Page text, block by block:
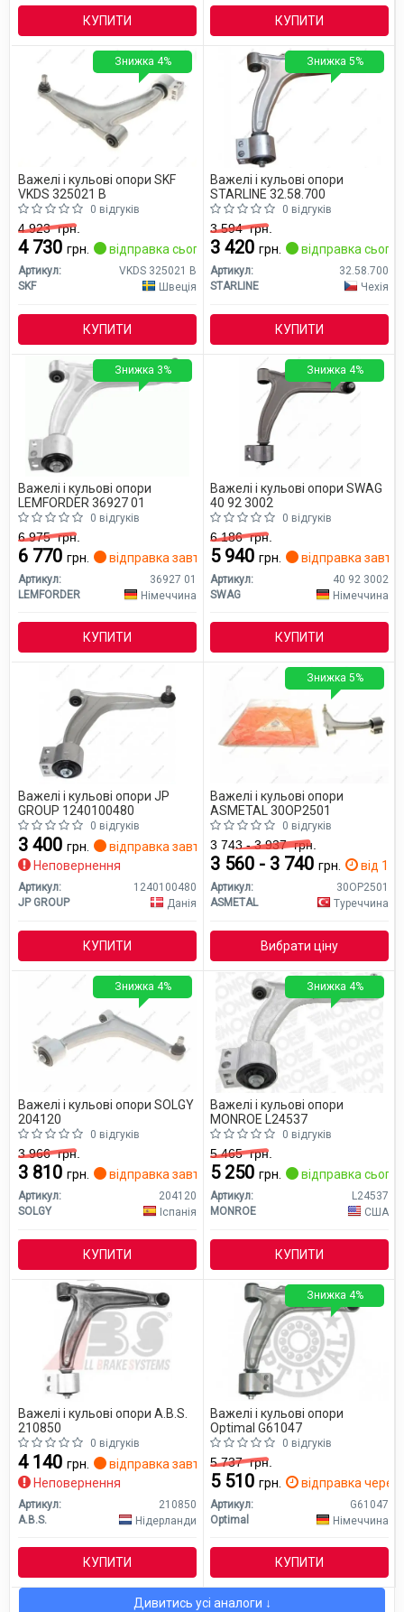
КУПИТИ КУПИТИ
Важелі і кульові опори SKF
VKDS 325021 B
0 відгуків
4 923грн.
4 730 грн. відправка сьогодні
Артикул:
VKDS 325021 B
SKF
Швеція
КУПИТИ
Знижка 4%
Важелі і кульові опори
STARLINE 32.58.700
0 відгуків
3 594грн.
3 420 грн. відправка
Артикул:
32.58.700
STARLINE
Чехія
КУПИТИ
Знижка 5%
Важелі і кульові опори
LEMFORDER 36927 01
0 відгуків
6 975грн.
6 770 грн. відправка завтра
Артикул:
36927 01
LEMFORDER
Німеччина
КУПИТИ
Знижка 3%
Важелі і кульові опори SWAG
40 92 3002
0 відгуків
6 186грн.
5 940 грн. відправка
Артикул:
40 92 3002
SWAG
Німеччина
КУПИТИ
Знижка 4%
Важелі і кульові опори JP
GROUP 1240100480
0 відгуків
3 400 грн.
відправка завтра
Неповернення
Артикул:
1240100480
JP GROUP
Данія
КУПИТИ
Важелі і кульові опори
ASMETAL 30OP2501
0 відгуків
3 743 - 3 937грн.
3 560 - 3 740 грн. від 1
Артикул:
30OP2501
ASMETAL
Туреччина
Вибрати ціну
Знижка 5%
Важелі і кульові опори SOLGY
204120
0 відгуків
3 966грн.
3 810 грн. відправка завтра
Артикул:
204120
SOLGY
Іспанія
КУПИТИ
Знижка 4%
Важелі і кульові опори
MONROE L24537
0 відгуків
5 465грн.
5 250 грн. відправка
Артикул:
L24537
MONROE
США
КУПИТИ
Знижка 4%
Важелі і кульові опори A.B.S.
210850
0 відгуків
4 140 грн.
відправка завтра
Неповернення
Артикул:
210850
A.B.S.
Нідерланди
КУПИТИ
Важелі і кульові опори
Optimal G61047
0 відгуків
5 737грн.
5 510 грн. відправка через
Артикул:
G61047
Optimal
Німеччина
КУПИТИ
Знижка 4%
Дивитись усі аналоги ↓